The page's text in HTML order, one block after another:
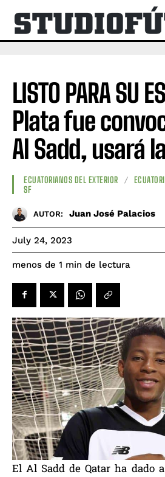
LISTO PARA SU
Plata fue
Al Sadd, usará la
ECUATORIANOS DEL EXTERIOR
SF
AUTOR: Juan José Palacios
July 24, 2023
menos de 1 min de lectura
El Al Sadd de Qatar ha dado